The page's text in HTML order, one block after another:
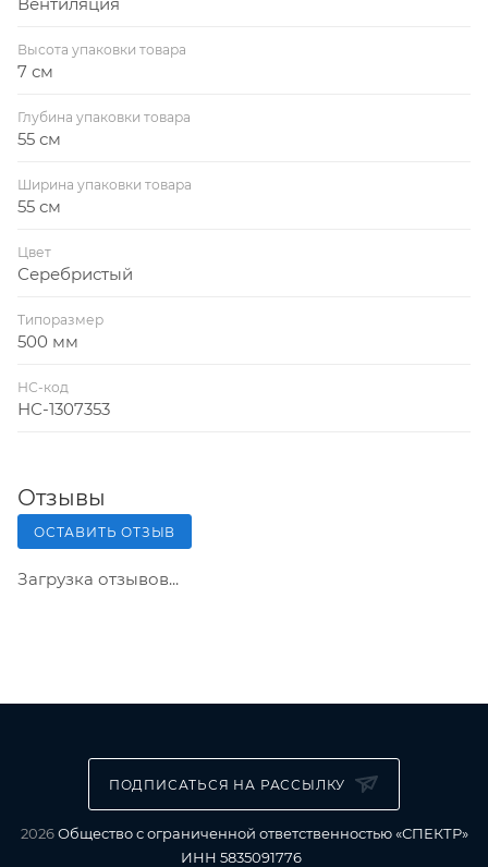
Высота упаковки товара
7 см
Глубина упаковки товара
55 см
Ширина упаковки товара
55 см
Цвет
Серебристый
Типоразмер
500 мм
НС-код
НС-1307353
Отзывы
ОСТАВИТЬ ОТЗЫВ
Загрузка отзывов...
ПОДПИСАТЬСЯ НА РАССЫЛКУ
2026Общество с ограниченной ответственностью «СПЕКТР»
ИНН 5835091776